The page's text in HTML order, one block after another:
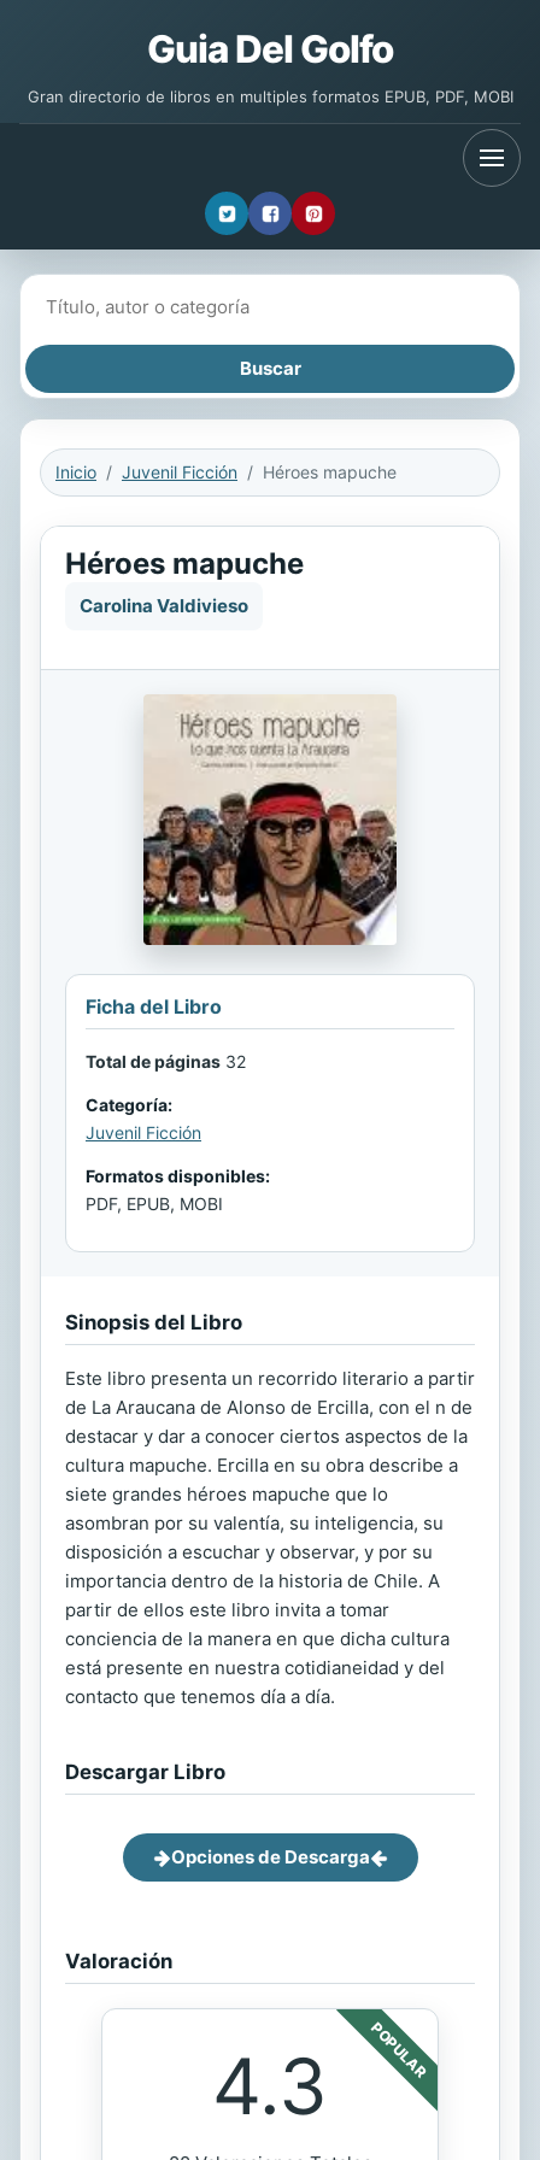
Guia Del Golfo
Gran directorio de libros en multiples formatos EPUB, PDF, MOBI
Inicio Juvenil Ficción Héroes mapuche
Héroes mapuche
Carolina Valdivieso
Ficha del Libro
Total de páginas 32
Categoría:
Juvenil Ficción
Formatos disponibles:
PDF, EPUB, MOBI
Sinopsis del Libro
Este libro presenta un recorrido literario a partir
de La Araucana de Alonso de Ercilla, con el n de
destacar y dar a conocer ciertos aspectos de la
cultura mapuche. Ercilla en su obra describe a
siete grandes héroes mapuche que lo
asombran por su valentía, su inteligencia, su
disposición a escuchar y observar, y por su
importancia dentro de la historia de Chile. A
partir de ellos este libro invita a tomar
conciencia de la manera en que dicha cultura
está presente en nuestra cotidianeidad y del
contacto que tenemos día a día.
Descargar Libro
Opciones de Descarga
Valoración
POPULAR
4.3